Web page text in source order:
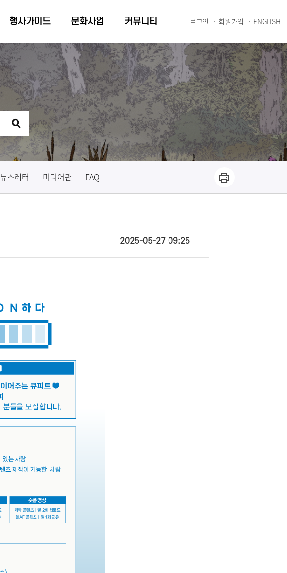
행사가이드 문화사업 커뮤니티 로그인 회원가입 ENGLISH
뉴스레터 미디어관 FAQ
2025-05-27 09:25